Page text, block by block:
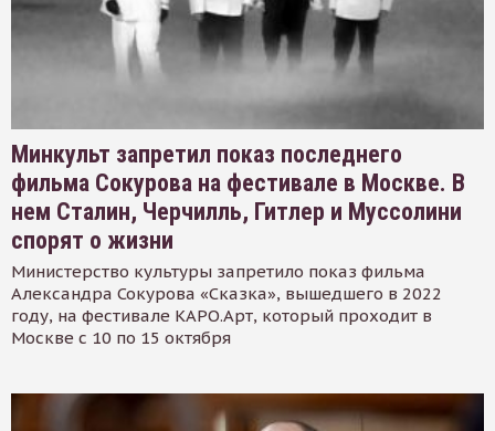
Минкульт запретил показ последнего
фильма Сокурова на фестивале в Москве. В
нем Сталин, Черчилль, Гитлер и Муссолини
спорят о жизни
Министерство культуры запретило показ фильма
Александра Сокурова «Сказка», вышедшего в 2022
году, на фестивале КАРО.Арт, который проходит в
Москве с 10 по 15 октября